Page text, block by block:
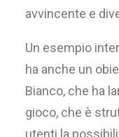
avvincente e
Un esempio
ha anche un
Bianco, che ha
gioco, che è
utenti la